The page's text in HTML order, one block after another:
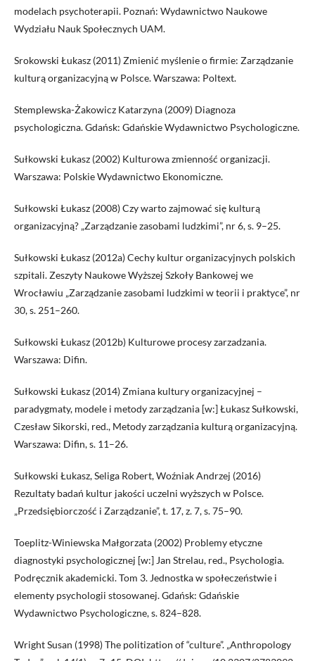
modelach psychoterapii. Poznań: Wydawnictwo Naukowe
Wydziału Nauk Społecznych UAM.
Srokowski Łukasz (2011) Zmienić myślenie o firmie: Zarządzanie
kulturą organizacyjną w Polsce. Warszawa: Poltext.
Stemplewska-Żakowicz Katarzyna (2009) Diagnoza
psychologiczna. Gdańsk: Gdańskie Wydawnictwo Psychologiczne.
Sułkowski Łukasz (2002) Kulturowa zmienność organizacji.
Warszawa: Polskie Wydawnictwo Ekonomiczne.
Sułkowski Łukasz (2008) Czy warto zajmować się kulturą
organizacyjną? „Zarządzanie zasobami ludzkimi”, nr 6, s. 9–25.
Sułkowski Łukasz (2012a) Cechy kultur organizacyjnych polskich
szpitali. Zeszyty Naukowe Wyższej Szkoły Bankowej we
Wrocławiu „Zarządzanie zasobami ludzkimi w teorii i praktyce”, nr
30, s. 251–260.
Sułkowski Łukasz (2012b) Kulturowe procesy zarzadzania.
Warszawa: Difin.
Sułkowski Łukasz (2014) Zmiana kultury organizacyjnej –
paradygmaty, modele i metody zarządzania [w:] Łukasz Sułkowski,
Czesław Sikorski, red., Metody zarządzania kulturą organizacyjną.
Warszawa: Difin, s. 11–26.
Sułkowski Łukasz, Seliga Robert, Woźniak Andrzej (2016)
Rezultaty badań kultur jakości uczelni wyższych w Polsce.
„Przedsiębiorczość i Zarządzanie”, t. 17, z. 7, s. 75–90.
Toeplitz-Winiewska Małgorzata (2002) Problemy etyczne
diagnostyki psychologicznej [w:] Jan Strelau, red., Psychologia.
Podręcznik akademicki. Tom 3. Jednostka w społeczeństwie i
elementy psychologii stosowanej. Gdańsk: Gdańskie
Wydawnictwo Psychologiczne, s. 824–828.
Wright Susan (1998) The politization of “culture”. „Anthropology